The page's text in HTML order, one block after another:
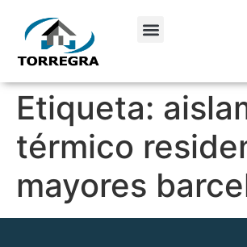
Etiqueta:
térmico
mayores